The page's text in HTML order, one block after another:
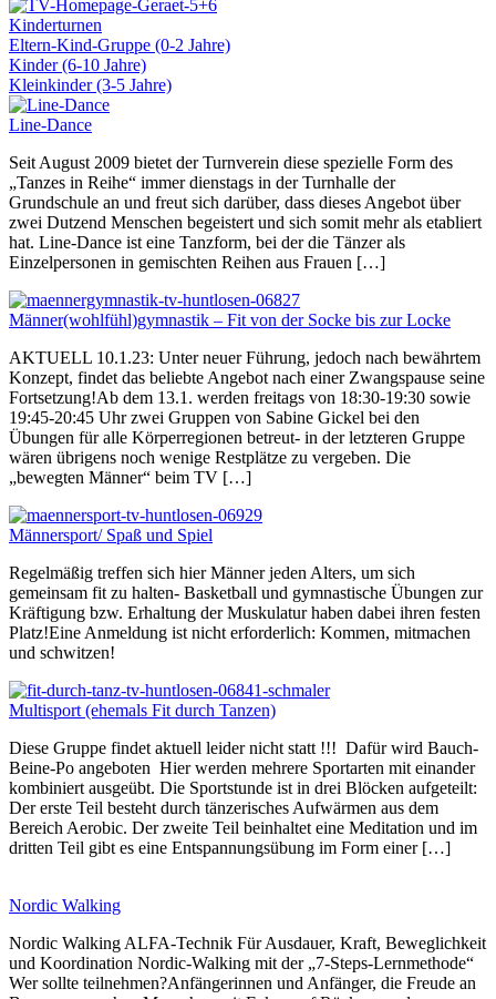
Kinderturnen
Eltern-Kind-Gruppe (0-2 Jahre)
Kinder (6-10 Jahre)
Kleinkinder (3-5 Jahre)
Line-Dance
Seit August 2009 bietet der Turnverein diese spezielle Form des
„Tanzes in Reihe“ immer dienstags in der Turnhalle der
Grundschule an und freut sich darüber, dass dieses Angebot über
zwei Dutzend Menschen begeistert und sich somit mehr als etabliert
hat. Line-Dance ist eine Tanzform, bei der die Tänzer als
Einzelpersonen in gemischten Reihen aus Frauen […]
Männer(wohlfühl)gymnastik – Fit von der Socke bis zur Locke
AKTUELL 10.1.23: Unter neuer Führung, jedoch nach bewährtem
Konzept, findet das beliebte Angebot nach einer Zwangspause seine
Fortsetzung!Ab dem 13.1. werden freitags von 18:30-19:30 sowie
19:45-20:45 Uhr zwei Gruppen von Sabine Gickel bei den
Übungen für alle Körperregionen betreut- in der letzteren Gruppe
wären übrigens noch wenige Restplätze zu vergeben. Die
„bewegten Männer“ beim TV […]
Männersport/ Spaß und Spiel
Regelmäßig treffen sich hier Männer jeden Alters, um sich
gemeinsam fit zu halten- Basketball und gymnastische Übungen zur
Kräftigung bzw. Erhaltung der Muskulatur haben dabei ihren festen
Platz!Eine Anmeldung ist nicht erforderlich: Kommen, mitmachen
und schwitzen!
Multisport (ehemals Fit durch Tanzen)
Diese Gruppe findet aktuell leider nicht statt !!! Dafür wird Bauch-
Beine-Po angeboten Hier werden mehrere Sportarten mit einander
kombiniert ausgeübt. Die Sportstunde ist in drei Blöcken aufgeteilt:
Der erste Teil besteht durch tänzerisches Aufwärmen aus dem
Bereich Aerobic. Der zweite Teil beinhaltet eine Meditation und im
dritten Teil gibt es eine Entspannungsübung im Form einer […]
Nordic Walking
Nordic Walking ALFA-Technik Für Ausdauer, Kraft, Beweglichkeit
und Koordination Nordic-Walking mit der „7-Steps-Lernmethode“
Wer sollte teilnehmen?Anfängerinnen und Anfänger, die Freude an